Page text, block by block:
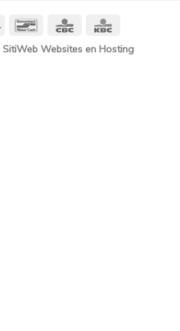
Klarna BancontactCBC
SitiWeb Websites en Hosting